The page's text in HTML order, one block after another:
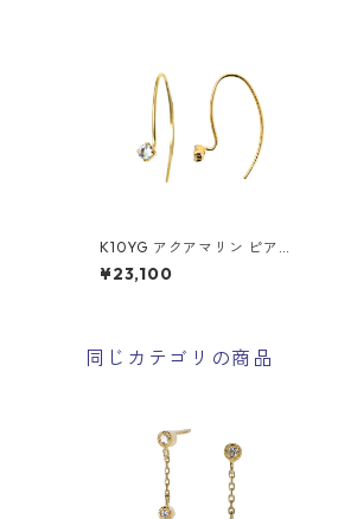
K10YG アクアマリン ピアス
（ジプシーロング）
¥23,100
同じカテゴリの商品